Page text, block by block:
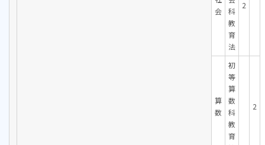
会
科
教
育
法
2
算
数
初
等
算
数
科
教
育
2